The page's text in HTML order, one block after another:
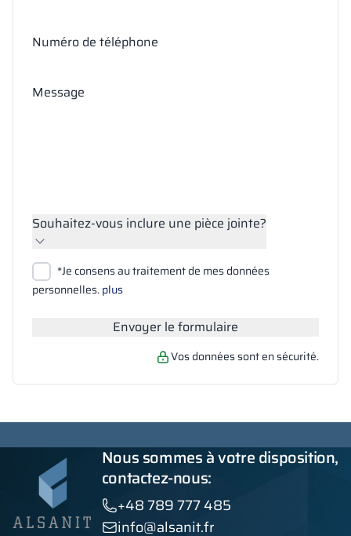
Numéro de téléphone
Message
Souhaitez-vous inclure une pièce jointe?
Joindre des fichiers
Rechercher
*Je consens au traitement de mes données
personnelles.plus
Envoyer le formulaire
Vos données sont en sécurité.
Nous sommes à votre disposition,
contactez-nous:
+48 789 777 485
info@alsanit.fr